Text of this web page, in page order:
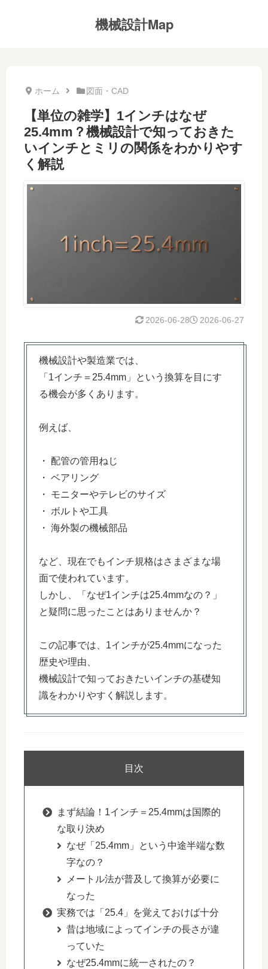
機械設計Map
ホーム 図面・CAD
【単位の雑学】1インチはなぜ
25.4mm？機械設計で知っておきた
いインチとミリの関係をわかりやす
く解説
2026-06-27
2026-06-28
機械設計や製造業では、
「1インチ＝25.4mm」という換算を目にす
る機会が多くあります。
例えば、
・ 配管の管用ねじ
・ ベアリング
・ モニターやテレビのサイズ
・ ボルトや工具
・ 海外製の機械部品
など、現在でもインチ規格はさまざまな場
面で使われています。
しかし、「なぜ1インチは25.4mmなの？」
と疑問に思ったことはありませんか？
この記事では、1インチが25.4mmになった
歴史や理由、
機械設計で知っておきたいインチの基礎知
識をわかりやすく解説します。
目次
まず結論！1インチ＝25.4mmは国際的
な取り決め
なぜ「25.4mm」という中途半端な数
字なの？
メートル法が普及して換算が必要に
なった
実務では「25.4」を覚えておけば十分
昔は地域によってインチの長さが違
っていた
なぜ25.4mmに統一されたの？